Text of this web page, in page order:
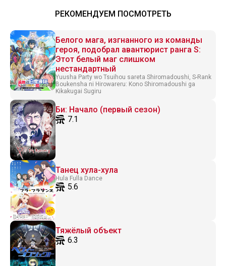
РЕКОМЕНДУЕМ ПОСМОТРЕТЬ
Белого мага, изгнанного из команды
героя, подобрал авантюрист ранга S:
Этот белый маг слишком
нестандартный
Yuusha Party wo Tsuihou sareta Shiromadoushi, S-Rank
Boukensha ni Hirowareru: Kono Shiromadoushi ga
Kikakugai Sugiru
Би: Начало (первый сезон)
7.1
Танец хула-хула
Hula Fulla Dance
5.6
Тяжёлый объект
6.3